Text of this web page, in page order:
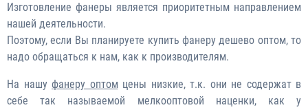
Изготовление фанеры является приоритетным направлением
нашей деятельности.
Поэтому, если Вы планируете купить фанеру дешево оптом, то
надо обращаться к нам, как к производителям.
На нашу фанеру оптомцены низкие, т.к. они не содержат в
себе так называемой мелкооптовой наценки, как у